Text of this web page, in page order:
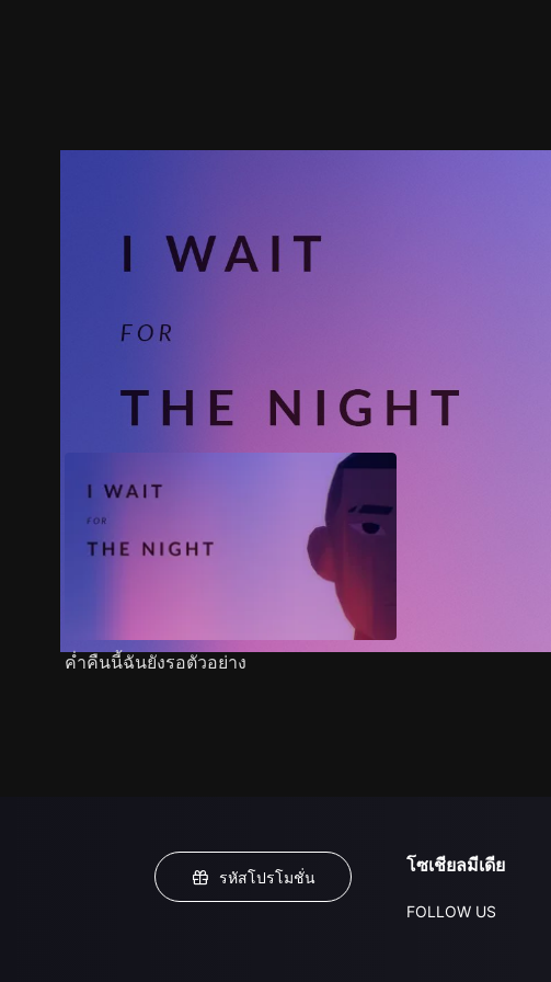
ตัวอย่าง ภาพนิ่ง เนื้อหาที่แนะนำ รายละเอียด
ค่ำคืนนี้ฉันยังรอตัวอย่าง
รหัสโปรโมชั่น
โซเชียลมีเดีย
FOLLOW US